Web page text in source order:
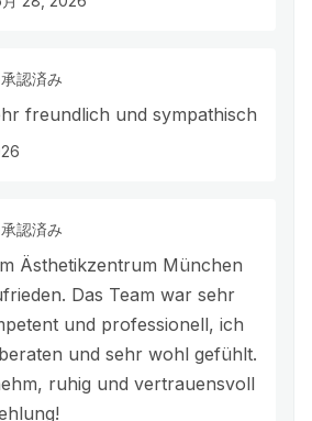
承認済み
freundlich und sympathisch
承認済み
Ästhetikzentrum München
Das Team war sehr
und professionell, ich
und sehr wohl gefühlt.
ruhig und vertrauensvoll